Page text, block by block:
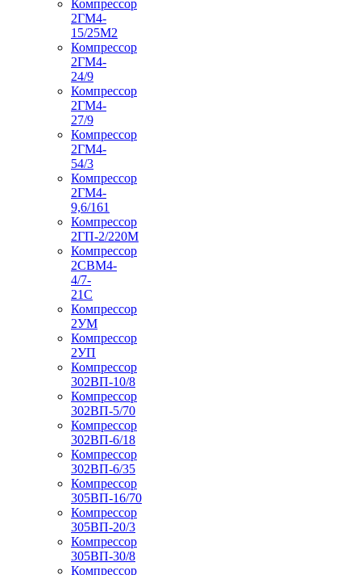
Компрессор
2ГМ4-
15/25М2
Компрессор
2ГМ4-
24/9
Компрессор
2ГМ4-
27/9
Компрессор
2ГМ4-
54/3
Компрессор
2ГМ4-
9,6/161
Компрессор
2ГП-2/220М
Компрессор
2СВМ4-
4/7-
21С
Компрессор
2УМ
Компрессор
2УП
Компрессор
302ВП-10/8
Компрессор
302ВП-5/70
Компрессор
302ВП-6/18
Компрессор
302ВП-6/35
Компрессор
305ВП-16/70
Компрессор
305ВП-20/3
Компрессор
305ВП-30/8
Компрессор